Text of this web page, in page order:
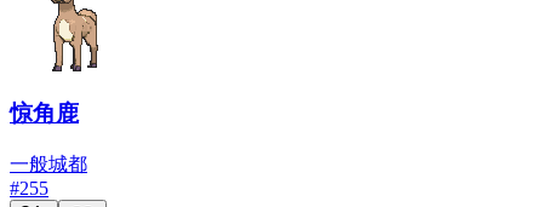
惊角鹿
一般城都
#255